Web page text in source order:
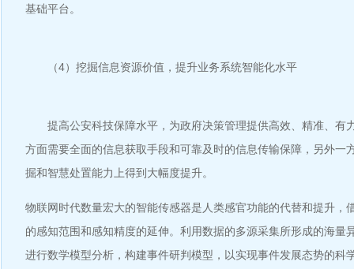
基础平台。
（4）挖掘信息资源价值，提升业务系统智能化水平
提高公安科技保障水平，为政府决策管理提供高效、精准、有
方面需要全面的信息获取手段和可靠及时的信息传输保障，另外一
掘和智慧处置能力上得到大幅度提升。
物联网时代数量宏大的智能传感器是人类感官功能的代替和提升，
的感知范围和感知精度的延伸。利用数据的多源采集所形成的海量
进行数学模型分析，构建事件研判模型，以实现事件发展态势的科